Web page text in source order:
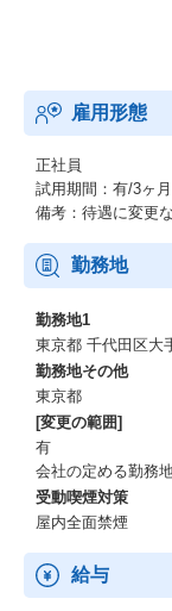
店舗では、個々人
作りができていな
できていないこと
このような課題や
きたものであり、
し、業務オペレー
eMiseの開発を進め
【当職種の魅力】
スタートアップ＆
組みから作る」こ
既に出来上がって
応を通し、自身が
ーサクセスを、ハ
全方位的に検討お
非常に大変なポジ
上げる醍醐味を味
【必要なスキル】
・コミュニケーシ
顧客／社内を問わ
ュニケーションが
雇用形態
正社員
試用期間：有/3ヶ月
備考：待遇に変更
勤務地
勤務地1
東京都 千代田区大
勤務地その他
東京都
[変更の範囲]
有
会社の定める勤務
受動喫煙対策
屋内全面禁煙
給与